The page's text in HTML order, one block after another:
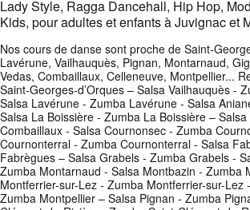
Lady Style, Ragga Dancehall, Hip Hop,
Kids, pour adultes et enfants à Juvignac et
Nos cours de danse sont proche de Saint-
Lavérune, Vailhauquès, Pignan, Montarnaud,
Vedas, Combaillaux, Celleneuve, Montpellier...
Saint-Georges-d’Orques – Salsa Vailhauquès -
Salsa Lavérune - Zumba Lavérune - Salsa
Salsa La Boissière - Zumba La Boissière –
Combaillaux - Salsa Cournonsec - Zumba
Cournonterral - Zumba Cournonterral - Salsa
Fabrègues – Salsa Grabels - Zumba Grabels -
Zumba Montarnaud - Salsa Montbazin - Zumba
Montferrier-sur-Lez - Zumba Montferrier-sur-Lez
Zumba Montpellier – Salsa Pignan - Zumba